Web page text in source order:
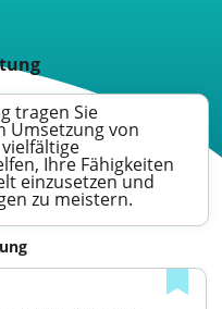
tragen Sie
Umsetzung von
Ihre Fähigkeiten
einzusetzen und
zu meistern.